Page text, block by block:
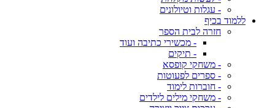
- עגלות וטיולונים
ללמוד בכיף
חזרה לבית הספר
- מכשירי כתיבה ועוד
- תיקים
- משחקי קופסא
- ספרים לפעוטות
- חוברות לימוד
- משחקי מילים לילדים